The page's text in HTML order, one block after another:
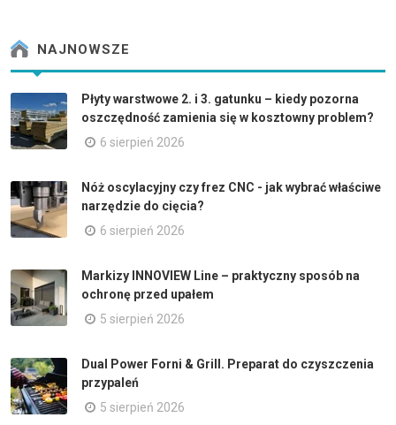
NAJNOWSZE
Płyty warstwowe 2. i 3. gatunku – kiedy pozorna
oszczędność zamienia się w kosztowny problem?
6 sierpień 2026
Nóż oscylacyjny czy frez CNC - jak wybrać właściwe
narzędzie do cięcia?
6 sierpień 2026
Markizy INNOVIEW Line – praktyczny sposób na
ochronę przed upałem
5 sierpień 2026
Dual Power Forni & Grill. Preparat do czyszczenia
przypaleń
5 sierpień 2026